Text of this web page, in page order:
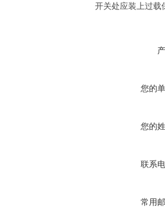
开关处应装上过载
您的
您的
联系
常用